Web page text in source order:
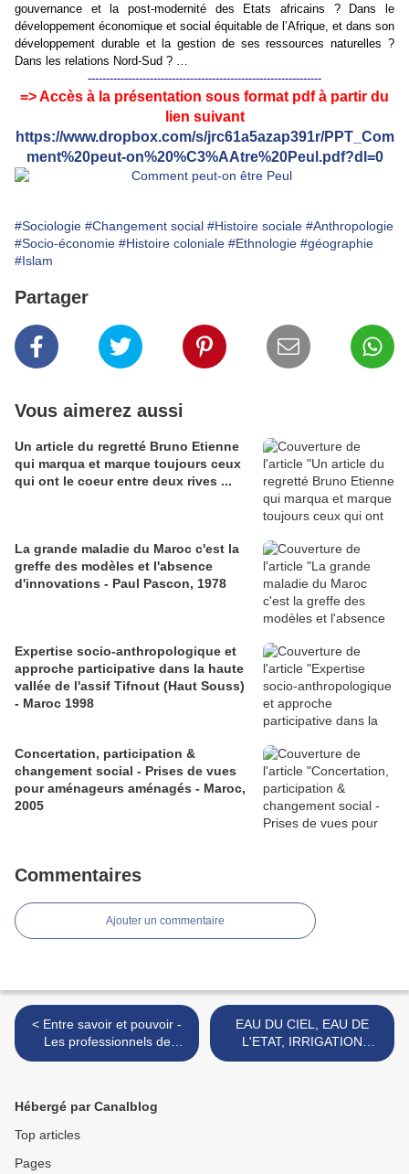
gouvernance et la post-modernité des Etats africains ? Dans le
développement économique et social équitable de l’Afrique, et dans son
développement durable et la gestion de ses ressources naturelles ?
Dans les relations Nord-Sud ? …
----------------------------------------------------------------
=> Accès à la présentation sous format pdf à partir du
lien suivant
https://www.dropbox.com/s/jrc61a5azap391r/PPT_Com
ment%20peut-on%20%C3%AAtre%20Peul.pdf?dl=0
#Sociologie #Changement social #Histoire sociale #Anthropologie
#Socio-économie #Histoire coloniale #Ethnologie #géographie
#Islam
Partager
Vous aimerez aussi
Un article du regretté Bruno Etienne
qui marqua et marque toujours ceux
qui ont le coeur entre deux rives ...
La grande maladie du Maroc c'est la
greffe des modèles et l'absence
d'innovations - Paul Pascon, 1978
Expertise socio-anthropologique et
approche participative dans la haute
vallée de l'assif Tifnout (Haut Souss)
- Maroc 1998
Concertation, participation &
changement social - Prises de vues
pour aménageurs aménagés - Maroc,
2005
Commentaires
Ajouter un commentaire
< Entre savoir et pouvoir -
Les professionnels de
l'expertise et du conseil.
EAU DU CIEL, EAU DE
L'ETAT, IRRIGATION
PRIVEE >
Hébergé par Canalblog
Top articles
Pages